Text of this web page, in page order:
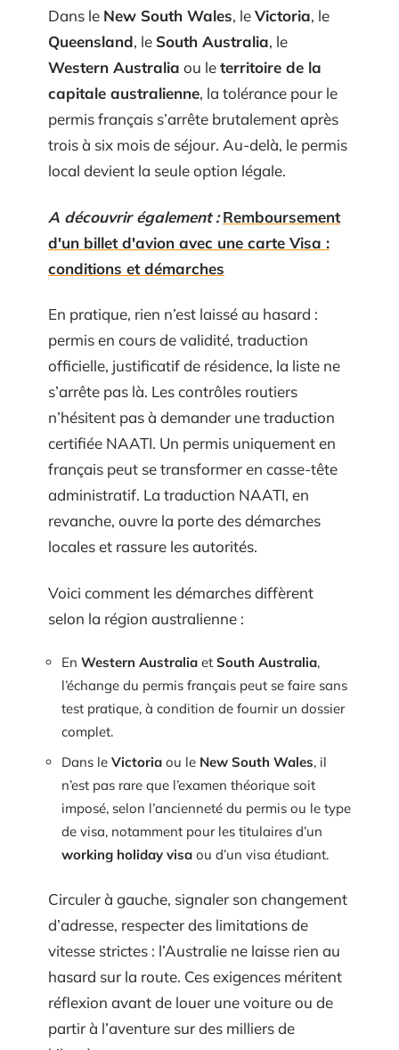
Dans le New South Wales, leVictoria, le
Queensland, le South Australia, le
Western Australia ou leterritoire de la
capitale australienne, la tolérance pour le
permis français s’arrête brutalement après
trois à six mois de séjour. Au-delà, le permis
local devient la seule option légale.
A découvrir également : Remboursement
d'un billet d'avion avec une carte Visa :
conditions et démarches
En pratique, rien n’est laissé au hasard :
permis en cours de validité, traduction
officielle, justificatif de résidence, la liste ne
s’arrête pas là. Les contrôles routiers
n’hésitent pas à demander une traduction
certifiée NAATI. Un permis uniquement en
français peut se transformer en casse-tête
administratif. La traduction NAATI, en
revanche, ouvre la porte des démarches
locales et rassure les autorités.
Voici comment les démarches diffèrent
selon la région australienne :
En Western Australia et South Australia,
l’échange du permis français peut se faire sans
test pratique, à condition de fournir un dossier
complet.
Dans le Victoria ou le New South Wales, il
n’est pas rare que l’examen théorique soit
imposé, selon l’ancienneté du permis ou le type
de visa, notamment pour les titulaires d’un
working holiday visa ou d’un visa étudiant.
Circuler à gauche, signaler son changement
d’adresse, respecter des limitations de
vitesse strictes : l’Australie ne laisse rien au
hasard sur la route. Ces exigences méritent
réflexion avant de louer une voiture ou de
partir à l’aventure sur des milliers de